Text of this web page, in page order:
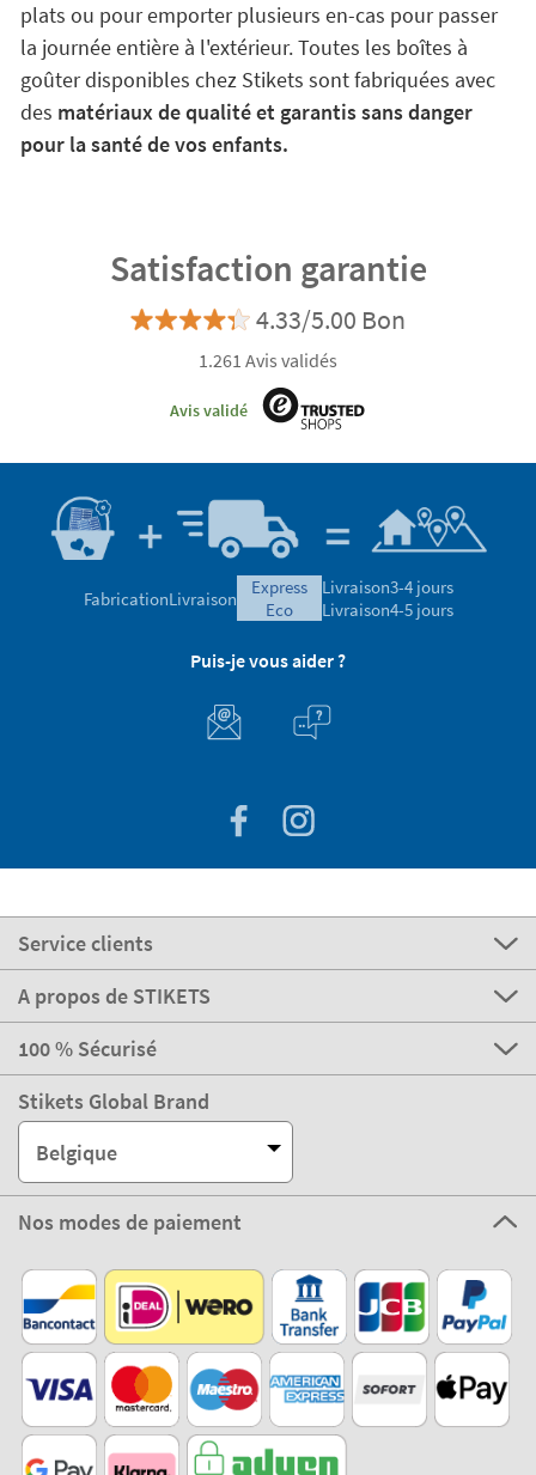
plats ou pour emporter plusieurs en-cas pour passer
la journée entière à l'extérieur. Toutes les boîtes à
goûter disponibles chez Stikets sont fabriquées avec
des matériaux de qualité et garantis sans danger
pour la santé de vos enfants.
Satisfaction garantie
4.33/5.00 Bon
1.261 Avis validés
Avis validé
FabricationLivraison
express
eco
Livraison3-4 jours
Livraison4-5 jours
Puis-je vous aider ?
Service clients
A propos de STIKETS
100 % Sécurisé
Stikets Global Brand
Belgique
Nos modes de paiement